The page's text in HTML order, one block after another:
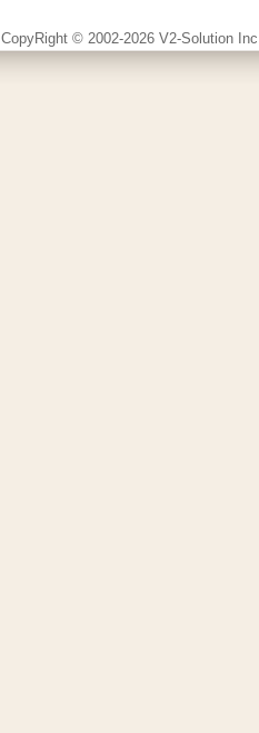
CopyRight © 2002-2026 V2-Solution